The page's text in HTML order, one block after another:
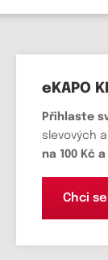
eKAPO
Přihlaste
slevových
na 100 Kč
Chci